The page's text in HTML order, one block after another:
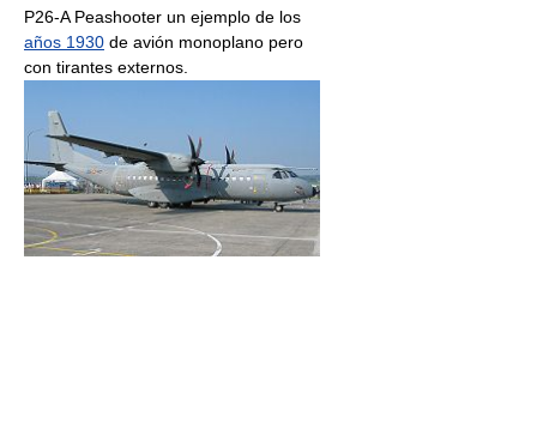
P26-A Peashooter un ejemplo de los
años 1930 de avión monoplano pero
con tirantes externos.